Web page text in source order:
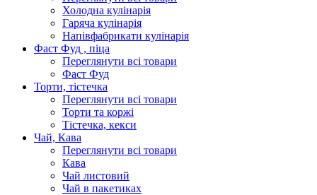
Холодна кулінарія
Гаряча кулінарія
Напівфабрикати кулінарія
Фаст Фуд , піца
Переглянути всі товари
Фаст Фуд
Торти, тістечка
Переглянути всі товари
Торти та коржі
Тістечка, кекси
Чай, Кава
Переглянути всі товари
Кава
Чай листовий
Чай в пакетиках